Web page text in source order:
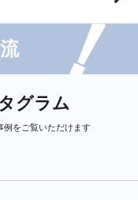
グラム
例をご覧いただけます